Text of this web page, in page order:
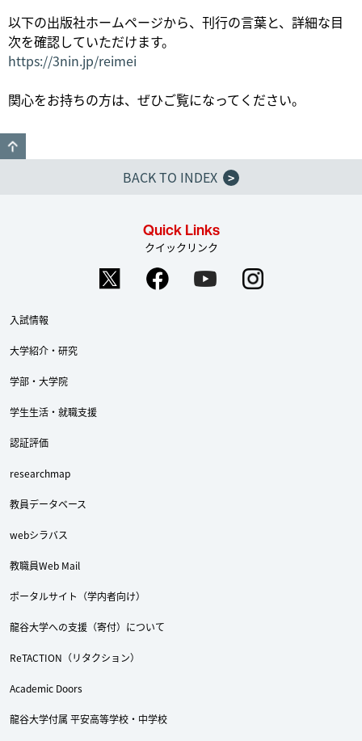
以下の出版社ホームページから、刊行の言葉と、詳細な目
次を確認していただけます。
https://3nin.jp/reimei
関心をお持ちの方は、ぜひご覧になってください。
BACK TO INDEX
>
Quick Links
クイックリンク
入試情報
大学紹介・研究
学部・大学院
学生生活・就職支援
認証評価
researchmap
教員データベース
webシラバス
教職員Web Mail
ポータルサイト（学内者向け）
龍谷大学への支援（寄付）について
ReTACTION（リタクション）
Academic Doors
龍谷大学付属 平安高等学校・中学校